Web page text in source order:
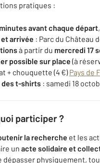
pratiques :
avant chaque départ
arrivée : Parc du Château
à partir du mercredi 17
possible sur place (à
+ chouquette (4 €)Pays de
des t-shirts : samedi 18
participer ?
la recherche et les
un acte solidaire et
dépasser physiquement,